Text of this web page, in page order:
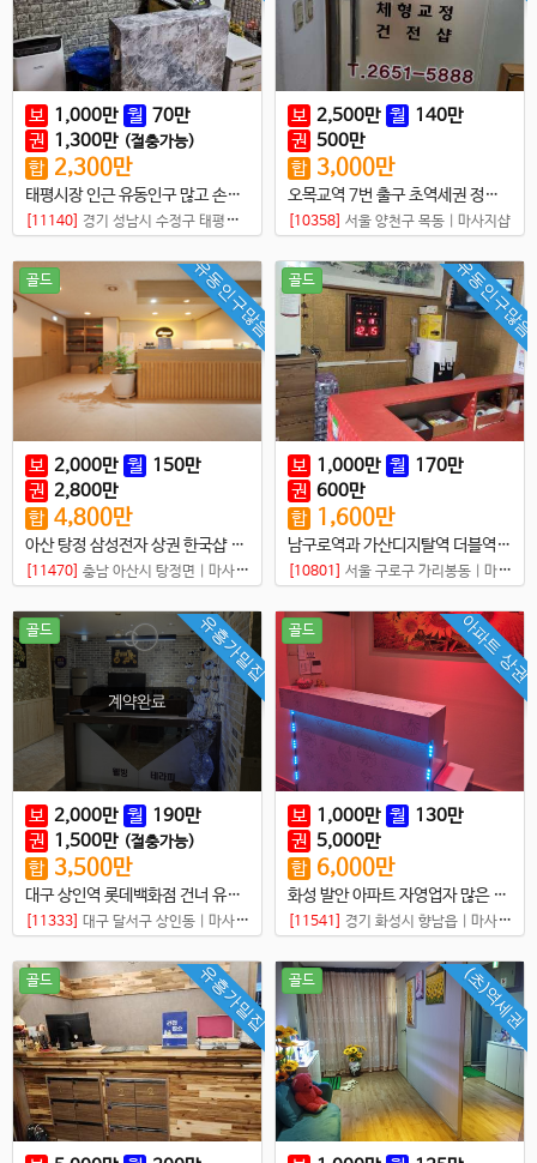
보 1,000만 월 70만
권 1,300만 (절충가능)
합 2,300만
태평시장 인근 유동인구 많고 손님 꾸준한 샵매매
[11140] 경기 성남시 수정구 태평동 마사지샵
보 2,500만 월 140만
권 500만
합 3,000만
오목교역 7번 출구 초역세권 정통마사지샵 매매
[10358] 서울 양천구 목동 마사지샵
유동인구많음
골드
보 2,000만 월 150만
권 2,800만
합 4,800만
아산 탕정 삼성전자 상권 한국샵 매매
[11470] 충남 아산시 탕정면 마사지샵
유동인구많음
골드
보 1,000만 월 170만
권 600만
합 1,600만
남구로역과 가산디지탈역 더블역세권에 먹자상권 샵매매
[10801] 서울 구로구 가리봉동 마사지샵
유흥가밀집
골드
보 2,000만 월 190만
권 1,500만 (절충가능)
합 3,500만
대구 상인역 롯데백화점 건너 유흥골목 입구 매물입니다
[11333] 대구 달서구 상인동 마사지샵
아파트 상권
골드
보 1,000만 월 130만
권 5,000만
합 6,000만
화성 발안 아파트 자영업자 많은 위치 좋은 샵
[11541] 경기 화성시 향남읍 마사지샵
유흥가밀집
골드 (초)역세권
골드